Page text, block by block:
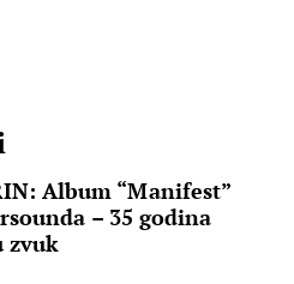
Album “Manifest”
– 35 godina
zvuk